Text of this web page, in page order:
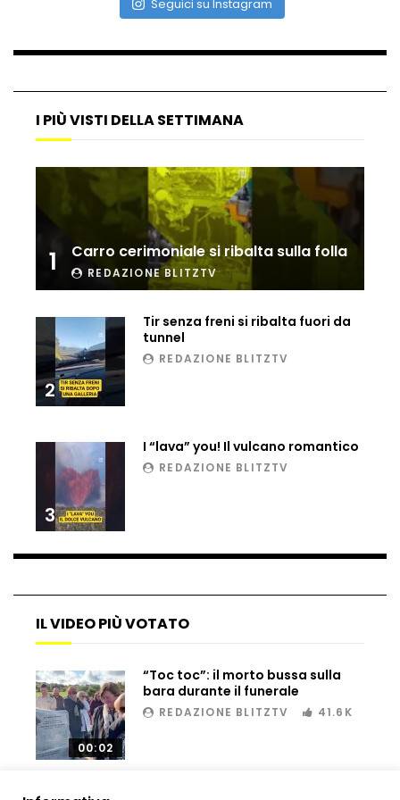
girato dal ragazzo disperso prima del
Camera, seduta sospesa per un malore
del deputato Tabacci
Cinque colpi in tre giorni a Milano: le
immagini che lo tradiscono
chiude in 4 ore e 10: “Up and down for
me is very difficult”
Ingresso da film a Taormina: lo sposo
plana tra le rovine greche
Incendio nel Vicentino, in fumo un
deposito di giocattoli
Il sindaco Silvia Salis porta in aula gli
insulti sessisti che riceve
la prima neve trasforma il paese
Seguici su Instagram
I PIÙ VISTI DELLA SETTIMANA
1 Carro cerimoniale si ribalta sulla folla
REDAZIONE BLITZTV
2
Tir senza freni si ribalta fuori da
tunnel
REDAZIONE BLITZTV
3
I “lava” you! Il vulcano romantico
REDAZIONE BLITZTV
IL VIDEO PIÙ VOTATO
00:02
“Toc toc”: il morto bussa sulla
bara durante il funerale
REDAZIONE BLITZTV 41.6K